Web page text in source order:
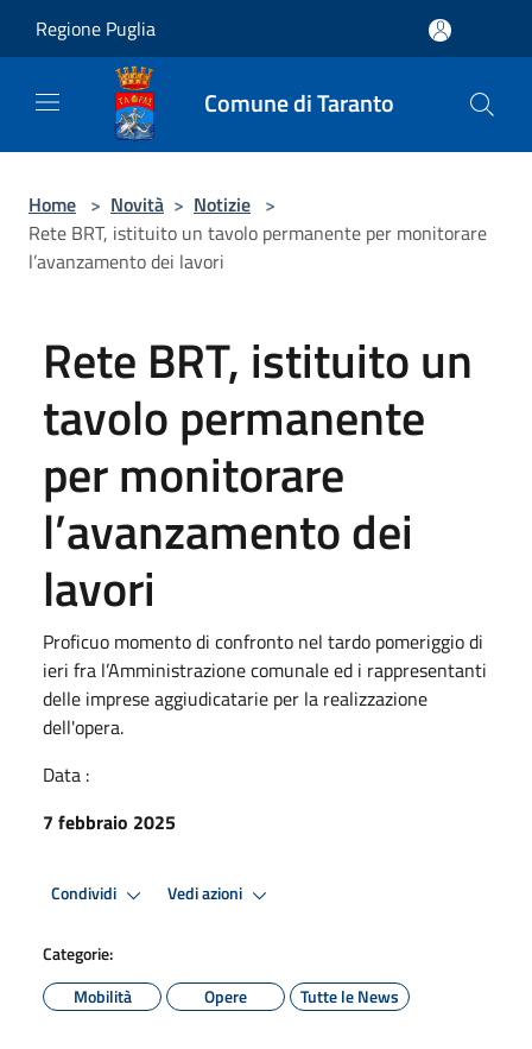
Regione Puglia
Comune di Taranto
Home > Novità > Notizie >
Rete BRT, istituito un tavolo permanente per monitorare
l’avanzamento dei lavori
Rete BRT, istituito un
tavolo permanente
per monitorare
l’avanzamento dei
lavori
Proficuo momento di confronto nel tardo pomeriggio di
ieri fra l’Amministrazione comunale ed i rappresentanti
delle imprese aggiudicatarie per la realizzazione
dell'opera.
Data :
7 febbraio 2025
Condividi Vedi azioni
Categorie:
Mobilità
Opere Tutte le News